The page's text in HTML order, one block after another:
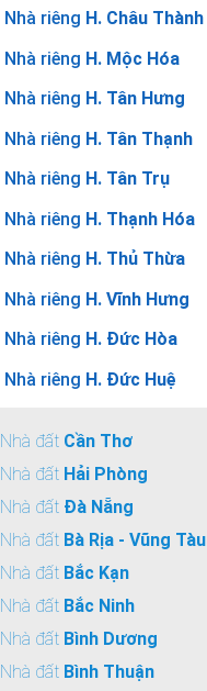
Nhà riêng H. Châu Thành
Nhà riêng H. Mộc Hóa
Nhà riêng H. Tân Hưng
Nhà riêng H. Tân Thạnh
Nhà riêng H. Tân Trụ
Nhà riêng H. Thạnh Hóa
Nhà riêng H. Thủ Thừa
Nhà riêng H. Vĩnh Hưng
Nhà riêng H. Đức Hòa
Nhà riêng H. Đức Huệ
Nhà đất Cần Thơ
Nhà đất Hải Phòng
Nhà đất Đà Nẵng
Nhà đất Bà Rịa - Vũng Tàu
Nhà đất Bắc Kạn
Nhà đất Bắc Ninh
Nhà đất Bình Dương
Nhà đất Bình Thuận